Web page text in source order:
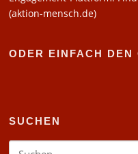
(aktion-mensch.de)
ODER EINFACH DEN
SUCHEN
Suchen